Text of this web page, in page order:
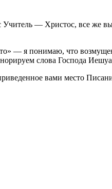
Учитель — Христос, все же
— я понимаю, что
слова Господа
вами место